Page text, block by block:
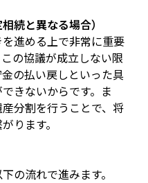
続と異なる場合）
進める上で非常に重要
の協議が成立しない限
の払い戻しといった具
きないからです。ま
分割を行うことで、将
ります。
の流れで進みます。